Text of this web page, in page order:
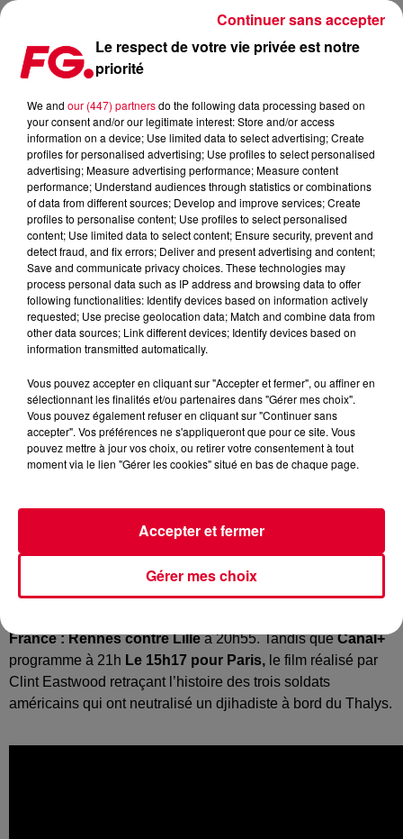
PROGRAMME TV DU 06 FÉVRIER
Publié : 6 février 2019 à 17h00 par Julien Claude Penegry
Le rendez-vous des bons plans
écrans, séries, web et scènes
sélectionnés par l'Happy Hour.
Ce soir, vous avez au menu la série de
France2à 21h avec deux nouveaux épisodes. Les sportifs
France : Rennes contre Lilleà 20h55. Tandis queCanal+
programme à 21h Le 15h17 pour Paris, le film réalisé par
Clint Eastwood retraçant l’histoire des trois soldats
américains qui ont neutralisé un djihadiste à bord du Thalys.
Le respect de votre vie privée est notre
priorité
We and our (447) partnersdo the following data processing based on
your consent and/or our legitimate interest: Store and/or access
information on a device; Use limited data to select advertising; Create
profiles for personalised advertising; Use profiles to select personalised
advertising; Measure advertising performance; Measure content
performance; Understand audiences through statistics or combinations
of data from different sources; Develop and improve services; Create
profiles to personalise content; Use profiles to select personalised
content; Use limited data to select content; Ensure security, prevent and
detect fraud, and fix errors; Deliver and present advertising and content;
Save and communicate privacy choices. These technologies may
process personal data such as IP address and browsing data to offer
following functionalities: Identify devices based on information actively
requested; Use precise geolocation data; Match and combine data from
other data sources; Link different devices; Identify devices based on
information transmitted automatically.
Vous pouvez accepter en cliquant sur "Accepter et fermer", ou affiner en
sélectionnant les finalités et/ou partenaires dans "Gérer mes choix".
Vous pouvez également refuser en cliquant sur "Continuer sans
accepter". Vos préférences ne s'appliqueront que pour ce site. Vous
pouvez mettre à jour vos choix, ou retirer votre consentement à tout
moment via le lien "Gérer les cookies" situé en bas de chaque page.
Gérer mes choix
Accepter et fermer
Continuer sans accepter